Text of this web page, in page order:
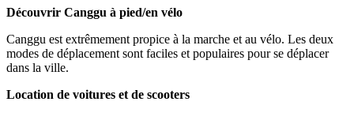
Découvrir Canggu à pied/en vélo
Canggu est extrêmement propice à la marche et au vélo. Les deux
modes de déplacement sont faciles et populaires pour se déplacer
dans la ville.
Location de voitures et de scooters